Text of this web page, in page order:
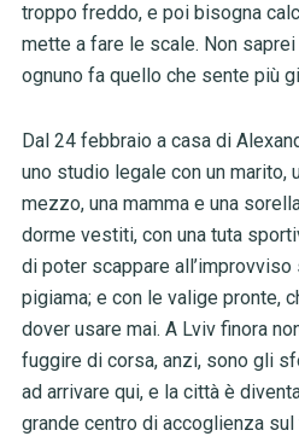
troppo freddo, e poi bisogna
mette a fare le scale. Non
ognuno fa quello che sente più
Dal 24 febbraio a casa di
uno studio legale con un marito,
mezzo, una mamma e una
dorme vestiti, con una tuta
di poter scappare
pigiama; e con le valige pronte,
dover usare mai. A Lviv finora
fuggire di corsa, anzi, sono gli
ad arrivare qui, e la città è
grande centro di accoglienza